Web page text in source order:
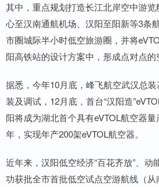
其中，重点规划打造长江北岸空中游
心至汉南通航机场、汉阳至阳新等3条
市圈城际半小时低空旅游圈，并将
阳高铁站的设计方案中，形成点对点的
据悉，今年10月底，峰飞航空武汉总
装及调试，12月底，首台“汉阳造
阳将成为湖北首个具有eVTOL航空器
年，实现年产200架eVTOL航空器。
近年来，汉阳低空经济“百花齐放”、动
功获批全市首批低空试点空游航线（